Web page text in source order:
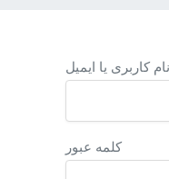
نام کاربری یا ایمیل
کلمه عبور